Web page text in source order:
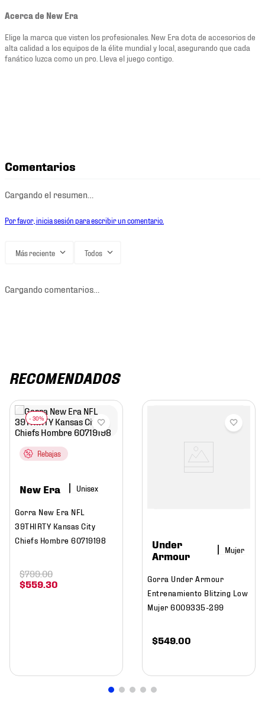
Acerca de New Era
Elige la marca que visten los profesionales. New Era dota de accesorios de
alta calidad a los equipos de la élite mundial y local, asegurando que cada
fanático luzca como un pro. Lleva el juego contigo.
Comentarios
Cargando el resumen…
Por favor, inicia sesión para escribir un comentario.
Más reciente Todos
Cargando comentarios…
RECOMENDADOS
Rebajas
New Era
Gorra New Era NFL
39THIRTY Kansas City
Chiefs Hombre 60719198
$559.30
$799.00
Under
Armour
Mujer
Gorra Under Armour
Entrenamiento Blitzing Low
Mujer 6009335-299
$549.00